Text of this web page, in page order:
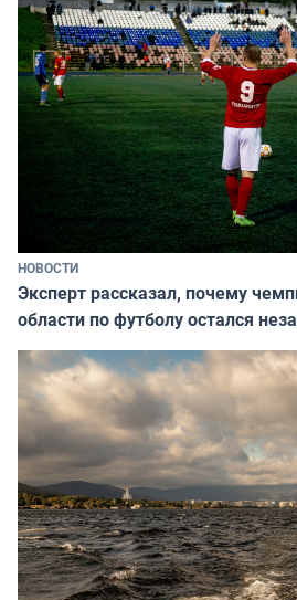
НОВОСТИ
Эксперт рассказал, почему
области по футболу остался